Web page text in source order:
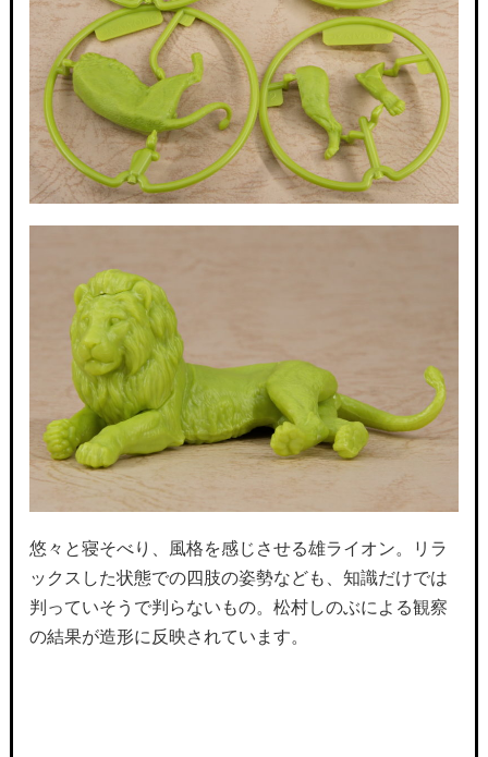
悠々と寝そべり、風格を感じさせる雄ライオン。リラ
ックスした状態での四肢の姿勢なども、知識だけでは
判っていそうで判らないもの。松村しのぶによる観察
の結果が造形に反映されています。